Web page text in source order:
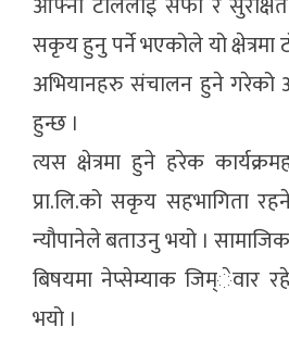
सकृय हुनु पर्ने भएकोले यो
अभियानहरु संचालन हुने गरेको
हुन्छ ।
त्यस क्षेत्रमा हुने हरेक
प्रा.लि.को सकृय सहभागिता
न्यौपानेले बताउनु भयो ।
बिषयमा नेप्सेम्याक जिम्ेवार
भयो ।